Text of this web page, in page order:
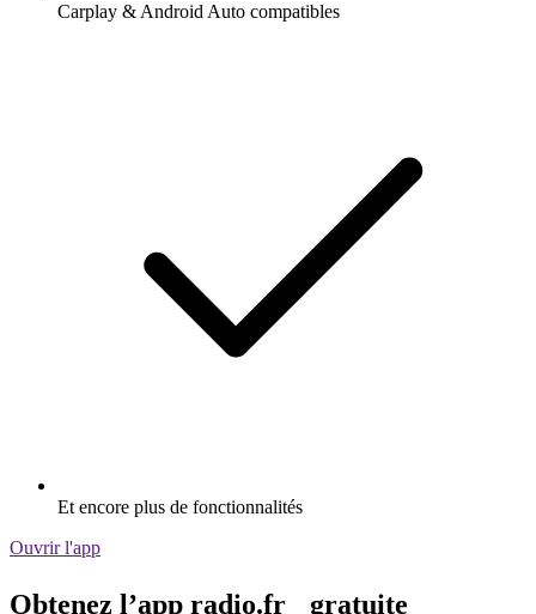
Carplay & Android Auto compatibles
Et encore plus de fonctionnalités
Ouvrir l'app
Obtenez l’app radio.fr gratuite